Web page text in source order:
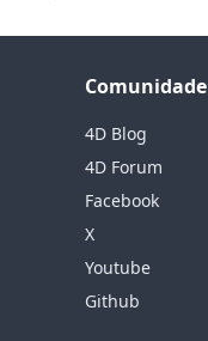
Comunidade
4D Blog
4D Forum
Facebook
X
Youtube
Github